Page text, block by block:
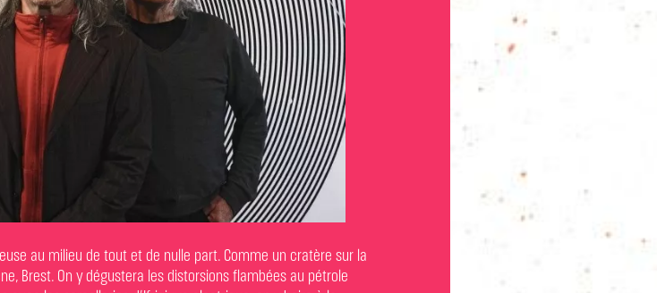
au milieu de tout et de nulle part. Comme un cratère sur la
Brest. On y dégustera les distorsions flambées au pétrole